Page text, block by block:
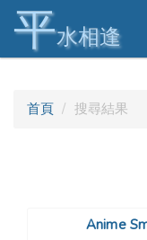
平水相逢
首頁 搜尋結果
Anime